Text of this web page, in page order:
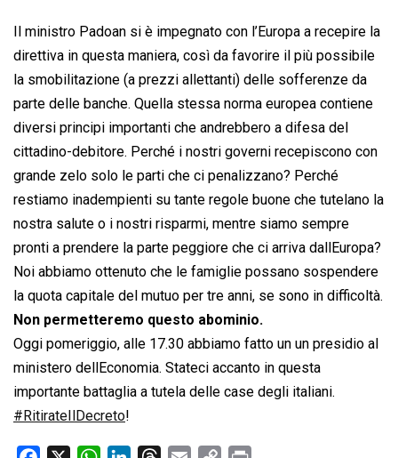
Il ministro Padoan si è impegnato con l’Europa a recepire la
direttiva in questa maniera, così da favorire il più possibile
la smobilitazione (a prezzi allettanti) delle sofferenze da
parte delle banche. Quella stessa norma europea contiene
diversi principi importanti che andrebbero a difesa del
cittadino-debitore. Perché i nostri governi recepiscono con
grande zelo solo le parti che ci penalizzano? Perché
restiamo inadempienti su tante regole buone che tutelano la
nostra salute o i nostri risparmi, mentre siamo sempre
pronti a prendere la parte peggiore che ci arriva dallEuropa?
Noi abbiamo ottenuto che le famiglie possano sospendere
la quota capitale del mutuo per tre anni, se sono in difficoltà.
Non permetteremo questo abominio.
Oggi pomeriggio, alle 17.30 abbiamo fatto un un presidio al
ministero dellEconomia. Stateci accanto in questa
importante battaglia a tutela delle case degli italiani.
#RitirateIlDecreto!